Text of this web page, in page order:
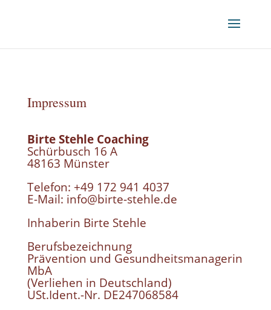
Impressum
Birte Stehle Coaching
Schürbusch 16 A
48163 Münster
Telefon: +49 172 941 4037
E-Mail: info@birte-stehle.de
Inhaberin Birte Stehle
Berufsbezeichnung
Prävention und Gesundheitsmanagerin
MbA
(Verliehen in Deutschland)
USt.Ident.-Nr. DE247068584